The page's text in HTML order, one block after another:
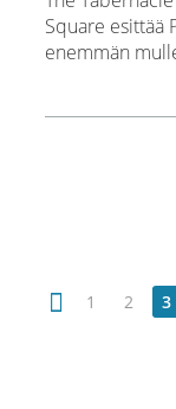
Square esittää
enemmän
1 2 3